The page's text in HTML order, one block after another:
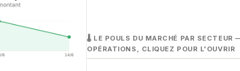
🌡️ LE POULS DU MARCHÉ PAR SECTEUR
OPÉRATIONS, CLIQUEZ POUR L'OUVRIR